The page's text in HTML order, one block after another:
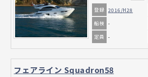
登録 2016/H28
船検 -
定員 -
フェアライン Squadron58